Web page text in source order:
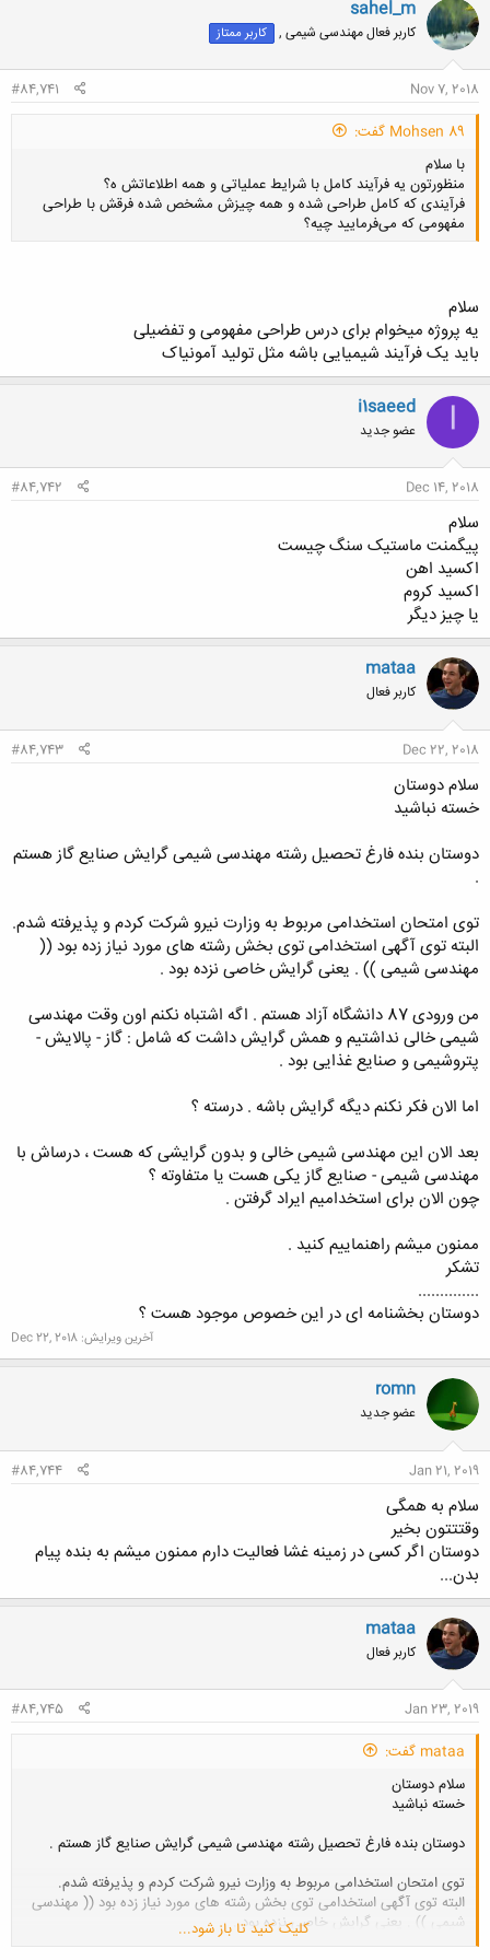
sahel_m
کاربر فعال مهندسی شیمی , کاربر ممتاز
Nov 7, 2018
#84,741
Mohsen 89 گفت:
با سلام
منظورتون یه فرآیند کامل با شرایط عملیاتی و همه اطلاعاتش ه؟
فرآیندی که کامل طراحی شده و همه چیزش مشخص شده فرقش با طراحی
مفهومی که می‌فرمایید چیه؟
سلام
یه پروژه میخوام برای درس طراحی مفهومی و تفضیلی
باید یک فرآیند شیمیایی باشه مثل تولید آمونیاک
I
i1saeed
عضو جدید
Dec 14, 2018
#84,742
سلام
پیگمنت ماستیک سنگ چیست
اکسید اهن
اکسید کروم
یا چیز دیگر
mataa
کاربر فعال
Dec 22, 2018
#84,743
سلام دوستان
خسته نباشید
دوستان بنده فارغ تحصیل رشته مهندسی شیمی گرایش صنایع گاز هستم
.
توی امتحان استخدامی مربوط به وزارت نیرو شرکت کردم و پذیرفته شدم.
البته توی آگهی استخدامی توی بخش رشته های مورد نیاز زده بود ((
مهندسی شیمی )) . یعنی گرایش خاصی نزده بود .
من ورودی 87 دانشگاه آزاد هستم . اگه اشتباه نکنم اون وقت مهندسی
شیمی خالی نداشتیم و همش گرایش داشت که شامل : گاز - پالایش -
پتروشیمی و صنایع غذایی بود .
اما الان فکر نکنم دیگه گرایش باشه . درسته ؟
بعد الان این مهندسی شیمی خالی و بدون گرایشی که هست ، درساش با
مهندسی شیمی - صنایع گاز یکی هست یا متفاوته ؟
چون الان برای استخدامیم ایراد گرفتن .
ممنون میشم راهنماییم کنید .
تشکر
..............
دوستان بخشنامه ای در این خصوص موجود هست ؟
آخرین ویرایش: Dec 22, 2018
romn
عضو جدید
Jan 21, 2019
#84,744
سلام به همگی
وقتتتون بخیر
دوستان اگر کسی در زمینه غشا فعالیت دارم ممنون میشم به بنده پیام
بدن...
mataa
کاربر فعال
Jan 23, 2019
#84,745
mataa گفت:
سلام دوستان
خسته نباشید
دوستان بنده فارغ تحصیل رشته مهندسی شیمی گرایش صنایع گاز هستم .
توی امتحان استخدامی مربوط به وزارت نیرو شرکت کردم و پذیرفته شدم.
البته توی آگهی استخدامی توی بخش رشته های مورد نیاز زده بود (( مهندسی
شیمی )) . یعنی گرایش خاصی نزده بود .
کلیک کنید تا باز شود...